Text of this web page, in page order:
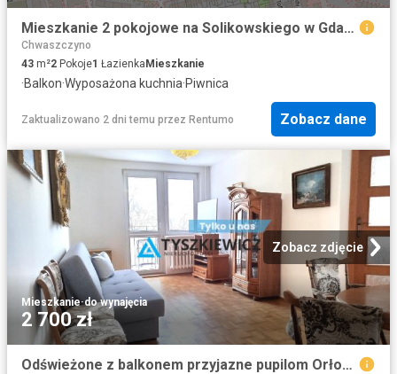
Mieszkanie 2 pokojowe na Solikowskiego w Gdańsku
Chwaszczyno
43 m²2 Pokoje1 Łazienka Mieszkanie
·Balkon·Wyposażona kuchnia·Piwnica
Zaktualizowano 2 dni temu przez Rentumo Zobacz dane
Zobacz zdjęcie
Mieszkanie·do wynajęcia
2 700 zł
Odświeżone z balkonem przyjazne pupilom Orłowska Gdańsk Jelitkowo